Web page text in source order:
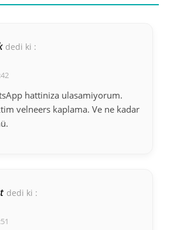
dedi ki :
hattiniza ulasamiyorum.
velneers kaplama. Ve ne kadar
dedi ki :